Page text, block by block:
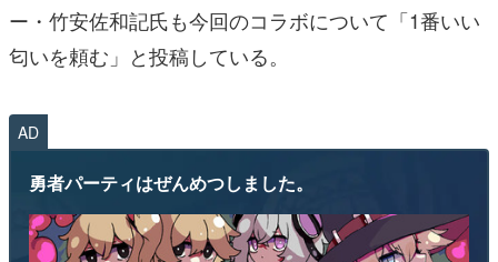
ー・竹安佐和記氏も今回のコラボについて「1番いい
匂いを頼む」と投稿している。
AD
勇者パーティはぜんめつしました。